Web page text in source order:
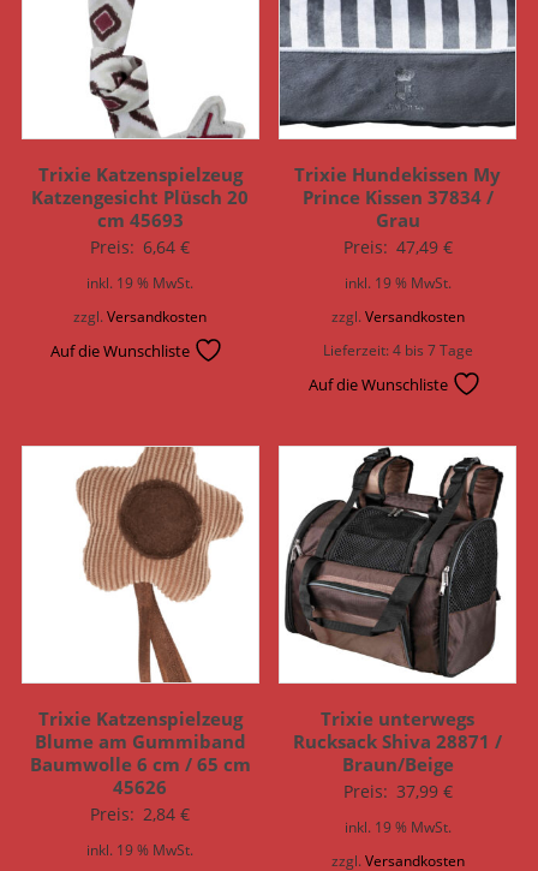
Trixie Katzenspielzeug
Katzengesicht Plüsch 20
cm 45693
Preis: 6,64€
inkl. 19 % MwSt.
zzgl.Versandkosten
Auf die Wunschliste
Trixie Hundekissen My
Prince Kissen 37834 /
Grau
Preis: 47,49 €
inkl. 19 % MwSt.
zzgl. Versandkosten
Lieferzeit:4 bis 7 Tage
Auf die Wunschliste
Trixie Katzenspielzeug
Blume am Gummiband
Baumwolle 6 cm / 65 cm
45626
Preis: 2,84€
inkl. 19 % MwSt.
Trixie unterwegs
Rucksack Shiva 28871 /
Braun/Beige
Preis: 37,99 €
inkl. 19 % MwSt.
zzgl. Versandkosten